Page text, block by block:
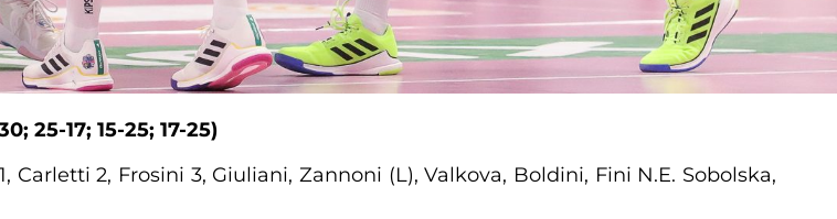
25-17; 15-25; 17-25)
Carletti 2, Frosini 3, Giuliani, Zannoni (L), Valkova, Boldini, Fini N.E. Sobolska,